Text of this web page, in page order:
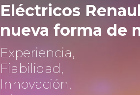
Gama
Furgonetas
Eléctricos
nueva forma de
Experiencia,
Fiabilidad,
Innovación,